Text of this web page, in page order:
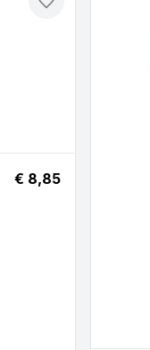
€ 8,85
Toevoegen